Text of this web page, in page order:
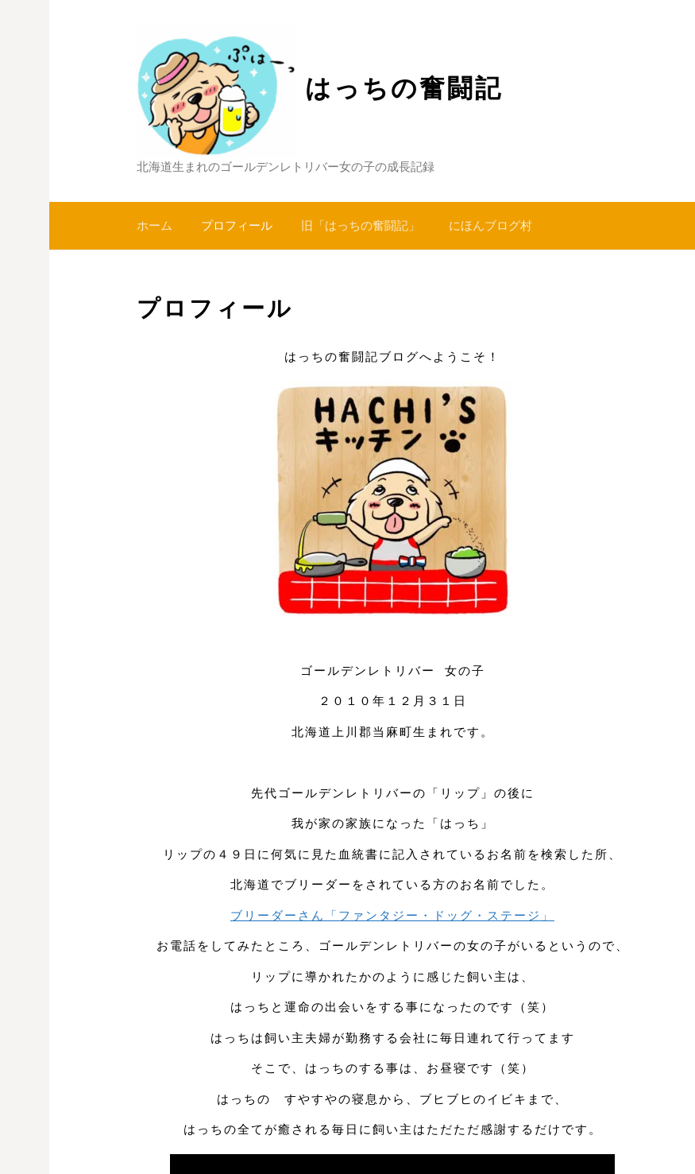
プ
はっちの奮闘記
北海道生まれのゴールデンレトリバー女の子の成長記録
ホーム プロフィール 旧「はっちの奮闘記」 にほんブログ村
プロフィール
はっちの奮闘記ブログへようこそ！
ゴールデンレトリバー 女の子
２０１０年１２月３１日
北海道上川郡当麻町生まれです。
先代ゴールデンレトリバーの「リップ」の後に
我が家の家族になった「はっち」
リップの４９日に何気に見た血統書に記入されているお名前を検索した所、
北海道でブリーダーをされている方のお名前でした。
ブリーダーさん「ファンタジー・ドッグ・ステージ」
お電話をしてみたところ、ゴールデンレトリバーの女の子がいるというので、
リップに導かれたかのように感じた飼い主は、
はっちと運命の出会いをする事になったのです（笑）
はっちは飼い主夫婦が勤務する会社に毎日連れて行ってます
そこで、はっちのする事は、お昼寝です（笑）
はっちの すやすやの寝息から、ブヒブヒのイビキまで、
はっちの全てが癒される毎日に飼い主はただただ感謝するだけです。